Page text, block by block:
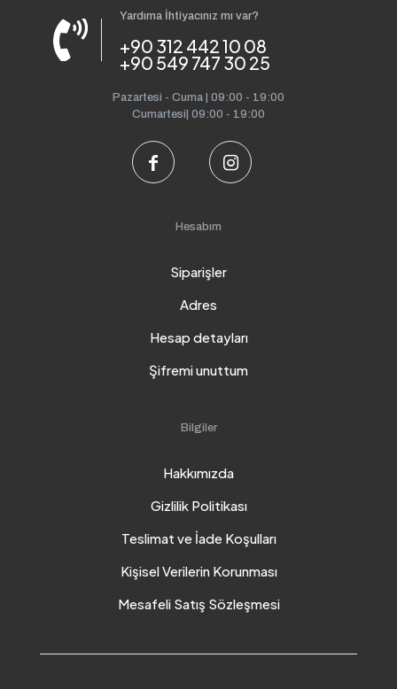
Yardıma İhtiyacınız mı var?
+90 312 442 10 08
+90 549 747 30 25
Pazartesi - Cuma | 09:00 - 19:00
Cumartesi| 09:00 - 19:00
Hesabım
Siparişler
Adres
Hesap detayları
Şifremi unuttum
Bilgiler
Hakkımızda
Gizlilik Politikası
Teslimat ve İade Koşulları
Kişisel Verilerin Korunması
Mesafeli Satış Sözleşmesi